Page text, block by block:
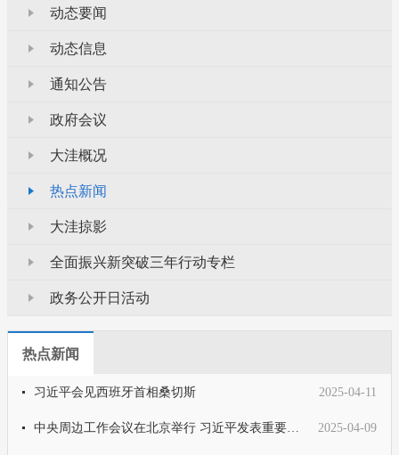
动态要闻
动态信息
通知公告
政府会议
大洼概况
热点新闻
大洼掠影
全面振兴新突破三年行动专栏
政务公开日活动
热点新闻
习近平会见西班牙首相桑切斯 2025-04-11
2025-04-09